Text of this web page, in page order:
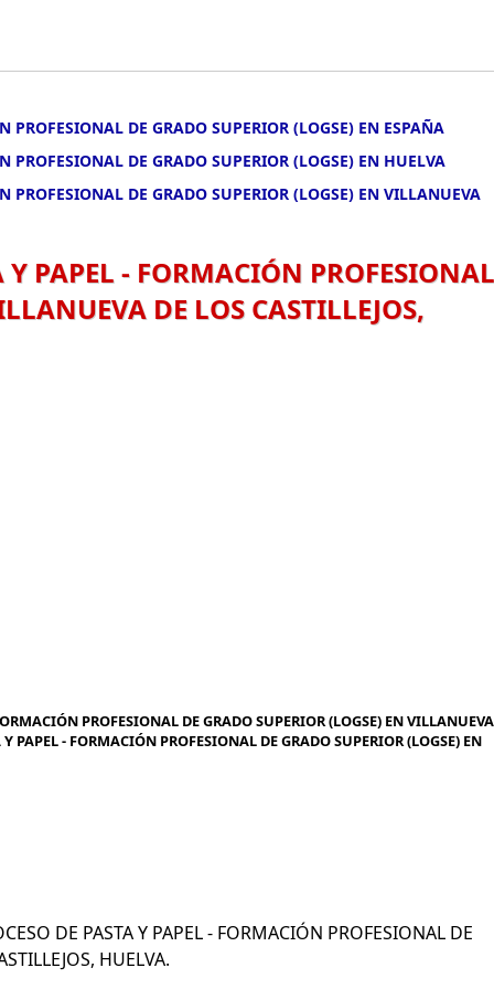
PROFESIONAL DE GRADO SUPERIOR (LOGSE) EN ESPAÑA
PROFESIONAL DE GRADO SUPERIOR (LOGSE) EN HUELVA
PROFESIONAL DE GRADO SUPERIOR (LOGSE) EN VILLANUEVA
Y PAPEL - FORMACIÓN PROFESIONAL
DE LOS CASTILLEJOS,
PROFESIONAL DE GRADO SUPERIOR (LOGSE) EN VILLANUEVA
PAPEL - FORMACIÓN PROFESIONAL DE GRADO SUPERIOR (LOGSE) EN
DE PASTA Y PAPEL - FORMACIÓN PROFESIONAL DE
HUELVA.